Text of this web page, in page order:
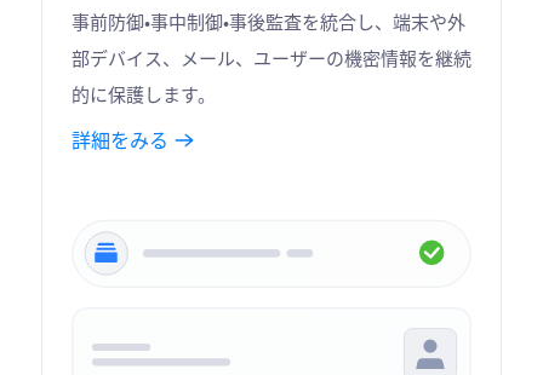
事前防御・事中制御・事後監査を統合し、端末や外
部デバイス、メール、ユーザーの機密情報を継続
的に保護します。
詳細をみる